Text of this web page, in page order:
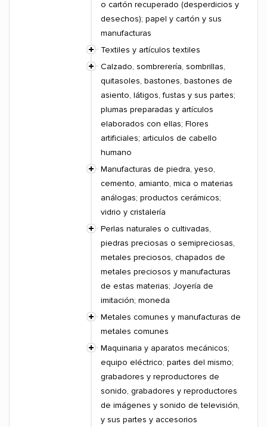
o cartón recuperado (desperdicios y
desechos); papel y cartón y sus
manufacturas
Textiles y artículos textiles
Calzado, sombrerería, sombrillas,
quitasoles, bastones, bastones de
asiento, látigos, fustas y sus partes;
plumas preparadas y artículos
elaborados con ellas; Flores
artificiales; articulos de cabello
humano
Manufacturas de piedra, yeso,
cemento, amianto, mica o materias
análogas; productos cerámicos;
vidrio y cristalería
Perlas naturales o cultivadas,
piedras preciosas o semipreciosas,
metales preciosos, chapados de
metales preciosos y manufacturas
de estas materias; Joyería de
imitación; moneda
Metales comunes y manufacturas de
metales comunes
Maquinaria y aparatos mecánicos;
equipo eléctrico; partes del mismo;
grabadores y reproductores de
sonido, grabadores y reproductores
de imágenes y sonido de televisión,
y sus partes y accesorios